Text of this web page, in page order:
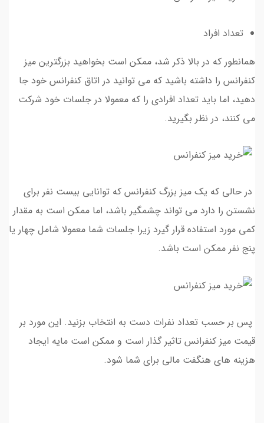
تعداد افراد
همانطور که در بالا ذکر شد، ممکن است بخواهید بزرگترین میز
کنفرانس را داشته باشید که می توانید در اتاق کنفرانس خود جا
دهید، اما باید تعداد افرادی را که معمولا در جلسات خود شرکت
می کنند، در نظر بگیرید.
در حالی که یک میز بزرگ کنفرانس که توانایی بیست نفر برای
نشستن را دارد می تواند چشمگیر باشد، اما ممکن است به مقدار
کمی مورد استفاده قرار گیرد زیرا جلسات شما معمولا شامل چهار یا
پنج نفر ممکن است باشد.
پس بر حسب تعداد نفرات دست به انتخاب بزنید. این مورد بر
قیمت میز کنفرانس تاثیر گذار است و ممکن است مایه ایجاد
هزینه های هنگفت مالی برای شما شود.